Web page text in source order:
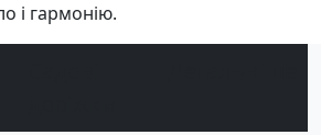
і гармонію.